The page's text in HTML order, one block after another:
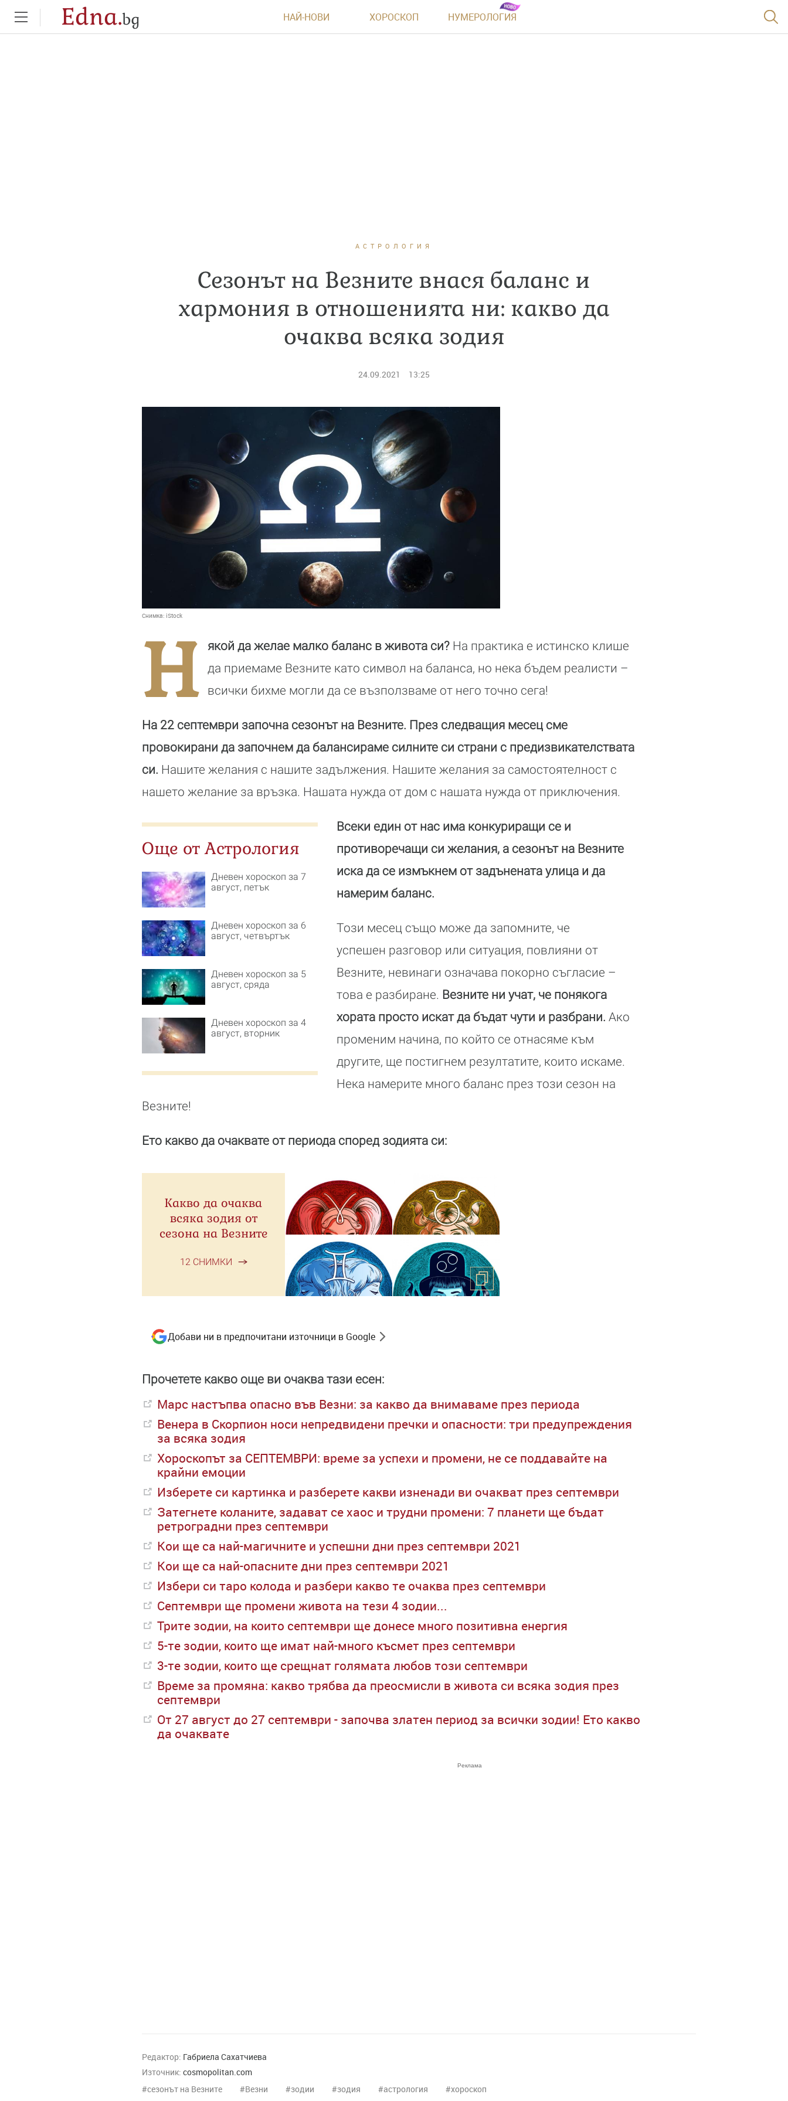
Edna.bg НАЙ-НОВИ ХОРОСКОП НУМЕРОЛОГИЯ
АСТРОЛОГИЯ
Сезонът на Везните внася баланс и
хармония в отношенията ни: какво да
очаква всяка зодия
24.09.2021 13:25
Снимка: iStock
Н якой да желае малко баланс в живота си? На практика е истинско клише
да приемаме Везните като символ на баланса, но нека бъдем реалисти –
всички бихме могли да се възползваме от него точно сега!
На 22 септември започна сезонът на Везните. През следващия месец сме
провокирани да започнем да балансираме силните си страни с предизвикателствата
си. Нашите желания с нашите задължения. Нашите желания за самостоятелност с
нашето желание за връзка. Нашата нужда от дом с нашата нужда от приключения.
Още от Астрология
Дневен хороскоп за 7
август, петък
Дневен хороскоп за 6
август, четвъртък
Дневен хороскоп за 5
август, сряда
Дневен хороскоп за 4
август, вторник
Всеки един от нас има конкуриращи се и
противоречащи си желания, а сезонът на Везните
иска да се измъкнем от задънената улица и да
намерим баланс.
Този месец също може да запомните, че
успешен разговор или ситуация, повлияни от
Везните, невинаги означава покорно съгласие –
това е разбиране. Везните ни учат, че понякога
хората просто искат да бъдат чути и разбрани. Ако
променим начина, по който се отнасяме към
другите, ще постигнем резултатите, които искаме.
Нека намерите много баланс през този сезон на
Везните!
Ето какво да очаквате от периода според зодията си:
Какво да очаква
всяка зодия от
сезона на Везните
12 СНИМКИ
Добави ни в предпочитани източници в Google
Прочетете какво още ви очаква тази есен:
Марс настъпва опасно във Везни: за какво да внимаваме през периода
Венера в Скорпион носи непредвидени пречки и опасности: три предупреждения
за всяка зодия
Хороскопът за СЕПТЕМВРИ: време за успехи и промени, не се поддавайте на
крайни емоции
Изберете си картинка и разберете какви изненади ви очакват през септември
Затегнете коланите, задават се хаос и трудни промени: 7 планети ще бъдат
ретроградни през септември
Кои ще са най-магичните и успешни дни през септември 2021
Кои ще са най-опасните дни през септември 2021
Избери си таро колода и разбери какво те очаква през септември
Септември ще промени живота на тези 4 зодии...
Трите зодии, на които септември ще донесе много позитивна енергия
5-те зодии, които ще имат най-много късмет през септември
3-те зодии, които ще срещнат голямата любов този септември
Време за промяна: какво трябва да преосмисли в живота си всяка зодия през
септември
От 27 август до 27 септември - започва златен период за всички зодии! Ето какво
да очаквате
Редактор: Габриела Сахатчиева
Източник: cosmopolitan.com
сезонът на Везните
Везни зодии зодия астрология хороскоп